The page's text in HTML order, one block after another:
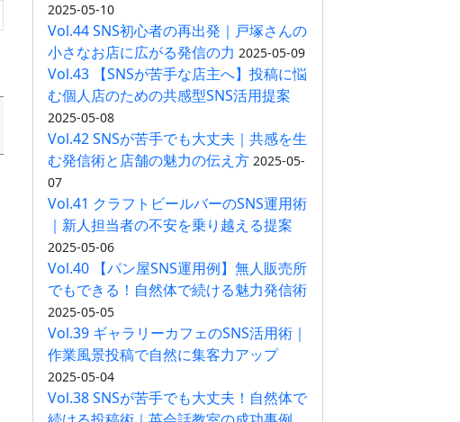
2025-05-10
Vol.44 SNS初心者の再出発｜戸塚さんの
小さなお店に広がる発信の力 2025-05-09
Vol.43 【SNSが苦手な店主へ】投稿に悩
む個人店のための共感型SNS活用提案
2025-05-08
Vol.42 SNSが苦手でも大丈夫｜共感を生
む発信術と店舗の魅力の伝え方 2025-05-
07
Vol.41 クラフトビールバーのSNS運用術
｜新人担当者の不安を乗り越える提案
2025-05-06
Vol.40 【パン屋SNS運用例】無人販売所
でもできる！自然体で続ける魅力発信術
2025-05-05
Vol.39 ギャラリーカフェのSNS活用術｜
作業風景投稿で自然に集客力アップ
2025-05-04
Vol.38 SNSが苦手でも大丈夫！自然体で